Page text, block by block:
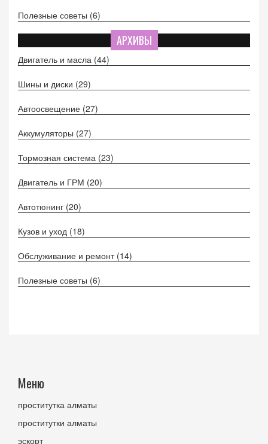
Полезные советы (6)
АРХИВЫ
Двигатель и масла (44)
Шины и диски (29)
Автоосвещение (27)
Аккумуляторы (27)
Тормозная система (23)
Двигатель и ГРМ (20)
Автотюнинг (20)
Кузов и уход (18)
Обслуживание и ремонт (14)
Полезные советы (6)
Меню
проститутка алматы
проститутки алматы
эскорт